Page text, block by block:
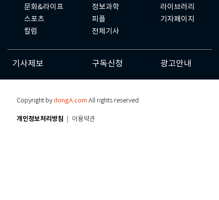
문화&라이프
정보과학
라이브러리
스포츠
피플
기자페이지
칼럼
전체기사
기사제보 구독신청 광고안내
Copyright bydongA.com All rights reserved.
개인정보처리방침 이용약관